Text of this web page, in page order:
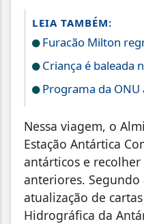
LEIA TAMBÉM:
Furacão Milton
Criança é baleada
Programa da ONU
Nessa viagem, o
Estação Antártica
antárticos e
anteriores.
atualização de
Hidrográfica da